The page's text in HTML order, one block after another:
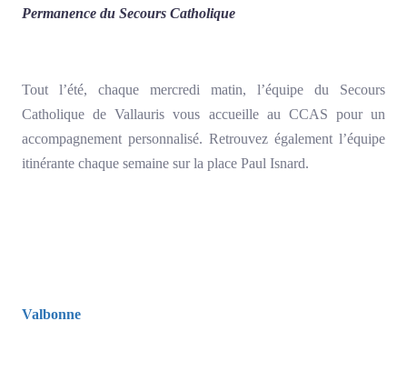
Permanence du Secours Catholique
Tout l’été, chaque mercredi matin, l’équipe du Secours
Catholique de Vallauris vous accueille au CCAS pour un
accompagnement personnalisé. Retrouvez également l’équipe
itinérante chaque semaine sur la place Paul Isnard.
Valbonne